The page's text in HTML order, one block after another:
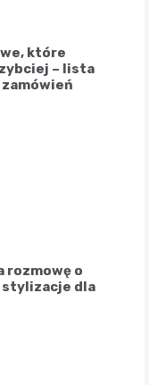
które
– lista
rozmowę o
stylizacje dla